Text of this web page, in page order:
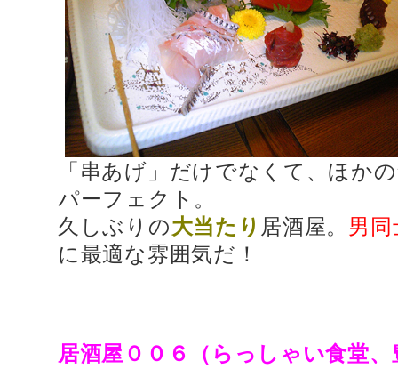
「串あげ」だけでなくて、ほか
パーフェクト。
久しぶりの大当たり 居酒屋。 男
に最適な雰囲気だ！
居酒屋００６（らっしゃい食堂